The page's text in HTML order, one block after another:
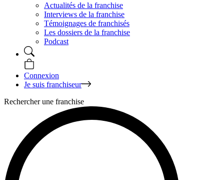
Actualités de la franchise
Interviews de la franchise
Témoignages de franchisés
Les dossiers de la franchise
Podcast
Connexion
Je suis franchiseur
Rechercher une franchise